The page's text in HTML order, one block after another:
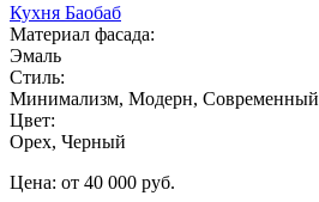
Кухня Баобаб
Материал фасада:
Эмаль
Стиль:
Минимализм, Модерн, Современный
Цвет:
Орех, Черный
Цена: от 40 000 руб.